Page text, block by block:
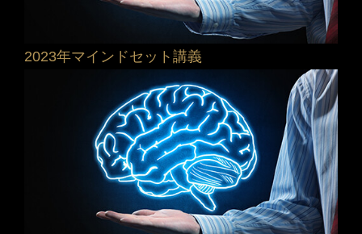
2023年マインドセット講義